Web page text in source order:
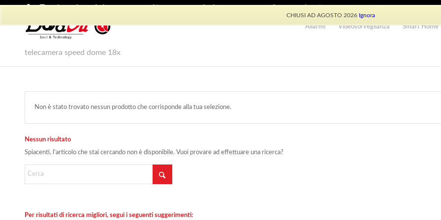
CHIUSI AD AGOSTO 2026 Ignora
Allarmi Videosorveglianza Smart Home
telecamera speed dome 18x
Non è stato trovato nessun prodotto che corrisponde alla tua selezione.
Nessun risultato
Spiacenti, l'articolo che stai cercando non è disponibile. Vuoi provare ad effettuare una ricerca?
Per risultati di ricerca migliori, segui i seguenti suggerimenti: